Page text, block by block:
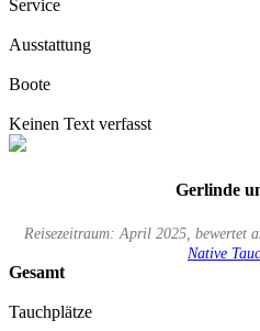
Service
Ausstattung
Boote
Keinen Text verfasst
Gerlinde
Reisezeitraum: April 2025, bewertet
Native
Gesamt
Tauchplätze